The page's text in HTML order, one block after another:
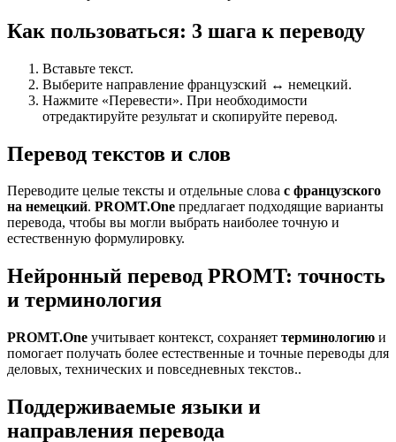
Как пользоваться: 3 шага к переводу
Вставьте текст.
Выберите направление французский ↔ немецкий.
Нажмите «Перевести». При необходимости
отредактируйте результат и скопируйте перевод.
Перевод текстов и слов
Переводите целые тексты и отдельные слова с французского
на немецкий. PROMT.One предлагает подходящие варианты
перевода, чтобы вы могли выбрать наиболее точную и
естественную формулировку.
Нейронный перевод PROMT: точность
и терминология
PROMT.One учитывает контекст, сохраняет терминологию и
помогает получать более естественные и точные переводы для
деловых, технических и повседневных текстов..
Поддерживаемые языки и
направления перевода